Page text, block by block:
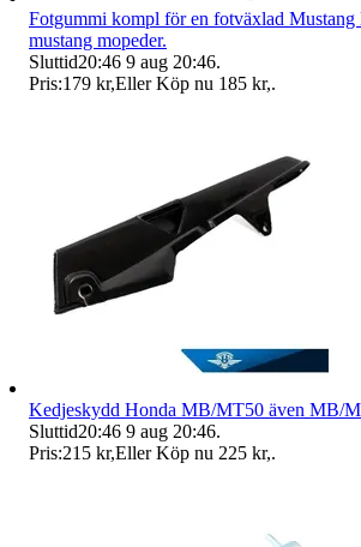
Fotgummi kompl för en fotväxlad Mustang
mustang mopeder.
Sluttid20:46 9 aug 20:46.
Pris:179 kr,Eller Köp nu 185 kr,.
Kedjeskydd Honda MB/MT50 även MB/
Sluttid20:46 9 aug 20:46.
Pris:215 kr,Eller Köp nu 225 kr,.